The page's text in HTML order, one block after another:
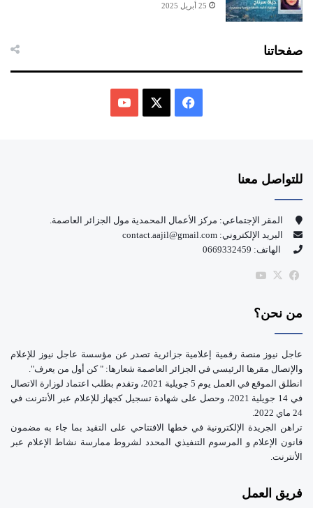
25 أبريل 2025
صفحاتنا
و
ك
للتواصل معنا
المقر الإجتماعي: مركز الأعمال المحمدية مول الجزائر العاصمة.
البريد الإلكتروني: contact.aajil@gmail.com
الهاتف: 0669332459
فيسبوك
‫X
من نحن؟
عاجل نيوز منصة رقمية إعلامية جزائرية تصدر عن مؤسسة عاجل نيوز للإعلام
والإتصال مقرها الرئيسي في الجزائر العاصمة شعارها: " كن أول من يعرف".
انطلق الموقع في العمل يوم 5 جويلية 2021، وتقدم بطلب اعتماد لوزارة الاتصال
في 14 جويلية 2021، وحصل على شهادة تسجيل كجهاز للإعلام عبر الأنترنت في
24 ماي 2022.
تراهن الجريدة الإلكترونية في خطها الافتتاحي على التقيد بما جاء به مضمون
قانون الإعلام و المرسوم التنفيذي المحدد لشروط ممارسة نشاط الإعلام عبر
الأنترنت.
فريق العمل